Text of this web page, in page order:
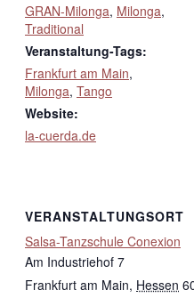
GRAN-Milonga, Milonga,
Traditional
Veranstaltung-Tags:
Frankfurt am Main,
Milonga, Tango
Website:
la-cuerda.de
VERANSTALTUNGSORT
Salsa-Tanzschule Conexion
Am Industriehof 7
Frankfurt am Main, Hessen